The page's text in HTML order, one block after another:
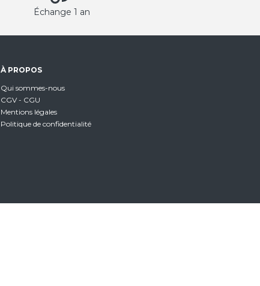
Échange 1 an
À PROPOS
Qui sommes-nous
CGV - CGU
Mentions légales
Politique de confidentialité